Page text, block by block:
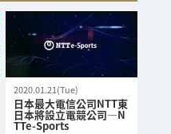
2020.01.21(Tue)
日本最大電信公司NTT東
日本將設立電競公司—N
TTe-Sports